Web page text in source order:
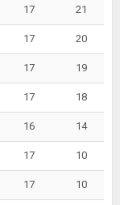
17 21
17 20
17 19
17 18
16 14
17 10
17 10